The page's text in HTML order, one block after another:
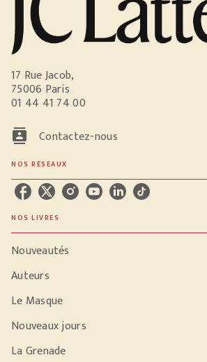
17 Rue Jacob,
75006 Paris
01 44 41 74 00
contacts Contactez-nous
NOS RÉSEAUX
NOS LIVRES
Nouveautés
Auteurs
Le Masque
Nouveaux jours
La Grenade